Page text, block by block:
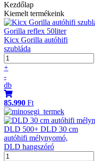
Kezdőlap
Kiemelt termékeink
Gorilla reflex 50liter
Kicx Gorilla autóhifi
szubláda
+
-
db
85.990 Ft
DLD 500+ DLD 30 cm
autóhifi mélynyomó,
DLD hangszóró